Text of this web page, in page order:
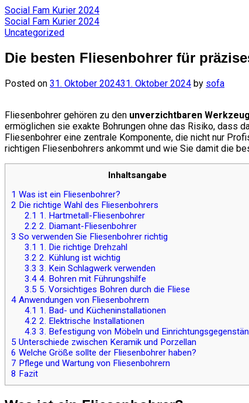
Skip
to
content
Social Fam Kurier 2024
Social Fam Kurier 2024
Uncategorized
Die besten Fliesenbohrer für
Posted on 31. Oktober 202431. Oktober 2024 by sofa
Fliesenbohrer gehören zu den unverzichtbaren
ermöglichen sie exakte Bohrungen ohne das Risiko, dass
Fliesenbohrer eine zentrale Komponente, die nicht nur
richtigen Fliesenbohrers ankommt und wie Sie damit die
Inhaltsangabe
1 Was ist ein Fliesenbohrer?
2 Die richtige Wahl des Fliesenbohrers
2.1 1. Hartmetall-Fliesenbohrer
2.2 2. Diamant-Fliesenbohrer
3 So verwenden Sie Fliesenbohrer richtig
3.1 1. Die richtige Drehzahl
3.2 2. Kühlung ist wichtig
3.3 3. Kein Schlagwerk verwenden
3.44. Bohren mit Führungshilfe
3.5 5. Vorsichtiges Bohren durch die Fliese
4 Anwendungen von Fliesenbohrern
4.1 1. Bad- und Kücheninstallationen
4.2 2. Elektrische Installationen
4.3 3. Befestigung von Möbeln und
5 Unterschiede zwischen Keramik und Porzellan
6 Welche Größe sollte der Fliesenbohrer haben?
7 Pflege und Wartung von Fliesenbohrern
8 Fazit